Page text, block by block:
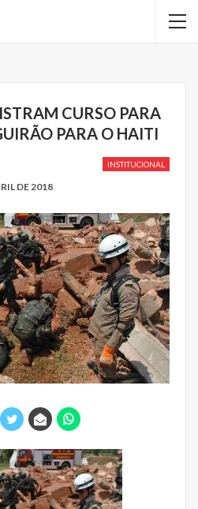
CURSO PARA
PARA O HAITI
INSTITUCIONAL
DE 2018